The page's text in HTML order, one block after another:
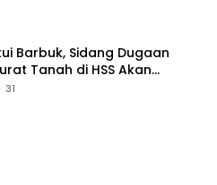
Barbuk, Sidang Dugaan
Tanah di HSS Akan
JPU
31